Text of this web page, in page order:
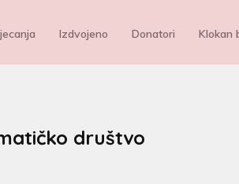
Izdvojeno Donatori Klokan
društvo